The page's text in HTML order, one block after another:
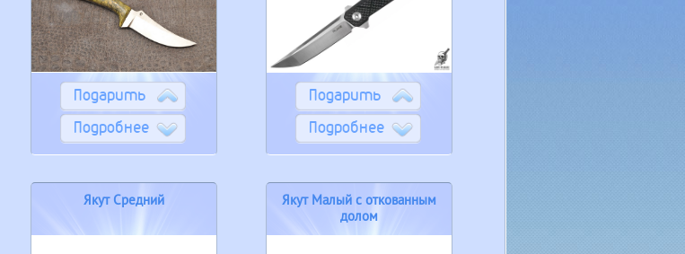
Подарить
Подробнее
Подарить
Подробнее
Якут Средний
Якут Малый с откованным
долом